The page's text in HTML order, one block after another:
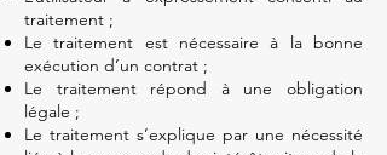
traitement ;
Le traitement est nécessaire à la bonne
exécution d’un contrat ;
Le traitement répond à une obligation
légale ;
Le traitement s’explique par une nécessité